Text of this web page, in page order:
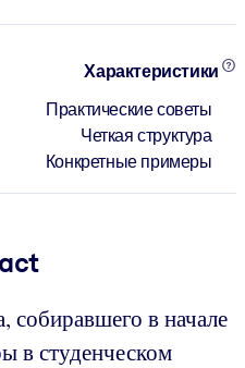
Характеристики
Практические советы
Четкая структура
Конкретные примеры
собиравшего в начале
в студенческом